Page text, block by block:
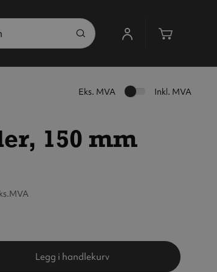
Eks. MVA Inkl. MVA
150 mm
Legg i handlekurv